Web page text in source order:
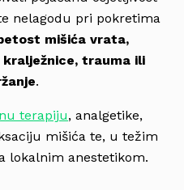
nelagodu pri pokretima
mišića vrata,
trauma ili
.
terapiju, analgetike,
mišića te, u težim
lokalnim anestetikom.